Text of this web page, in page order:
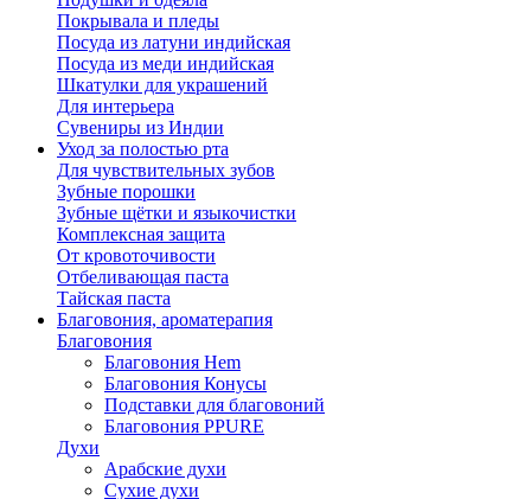
Покрывала и пледы
Посуда из латуни индийская
Посуда из меди индийская
Шкатулки для украшений
Для интерьера
Сувениры из Индии
Уход за полостью рта
Для чувствительных зубов
Зубные порошки
Зубные щётки и языкочистки
Комплексная защита
От кровоточивости
Отбеливающая паста
Тайская паста
Благовония, ароматерапия
Благовония
Благовония Hem
Благовония Конусы
Подставки для благовоний
Благовония PPURE
Духи
Арабские духи
Сухие духи